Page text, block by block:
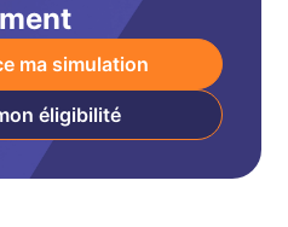
ma simulation
éligibilité